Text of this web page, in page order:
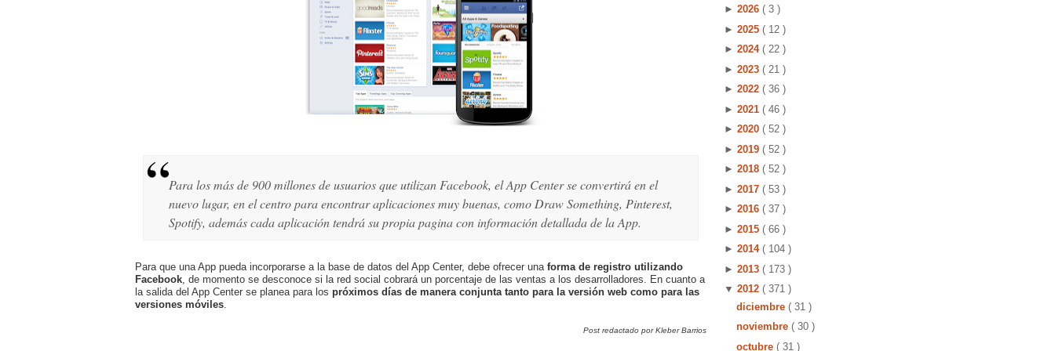
Para los más de 900 millones de usuarios que utilizan Facebook, el App Center se convertirá en el
nuevo lugar, en el centro para encontrar aplicaciones muy buenas, como Draw Something, Pinterest,
Spotify, además cada aplicación tendrá su propia pagina con información detallada de la App.
Para que una App pueda incorporarse a la base de datos del App Center, debe ofrecer una forma de registro utilizando
Facebook , de momento se desconoce si la red social cobrará un porcentaje de las ventas a los desarrolladores. En cuanto a
la salida del App Center se planea para los próximos días de manera conjunta tanto para la versión web como para las
versiones móviles
Post redactado por Kleber Barrios
► 2026 ( 3 )
► 2025 ( 12 )
► 2024 ( 22 )
► 2023 ( 21 )
► 2022 ( 36 )
► 2021 ( 46 )
► 2020 ( 52 )
► 2019 ( 52 )
► 2018 ( 52 )
► 2017 ( 53 )
► 2016 ( 37 )
► 2015 ( 66 )
► 2014 ( 104 )
► 2013 ( 173 )
▼ 2012 ( 371 )
diciembre ( 31 )
noviembre ( 30 )
octubre ( 31 )